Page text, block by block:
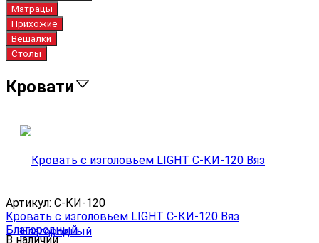
Матрацы
Прихожие
Вешалки
Столы
Кровати
Артикул: С-КИ-120
Кровать с изголовьем LIGHT С-КИ-120 Вяз
Благородный
В наличии